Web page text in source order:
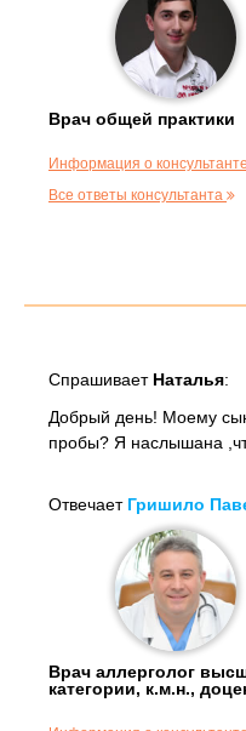
Врач общей практики
Информация о консультанте
Все ответы консультанта
Спрашивает Наталья:
Добрый день! Моему
пробы? Я наслышана
Отвечает Гришило
Врач аллерголог
категории, к.м.н.,